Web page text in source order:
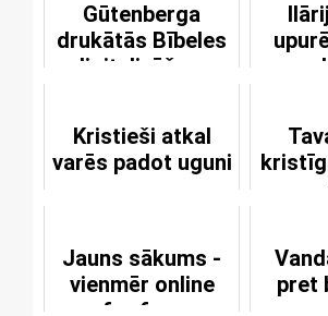
Gūtenberga
drukātās Bībeles
digitalizēšana
Kristieši atkal
varēs padot uguni
Jauns sākums -
vienmēr online
pret